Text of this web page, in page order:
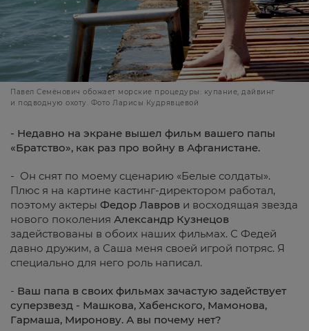
Павел Семёнович обожает морские процедуры: купание, дайвинг
и подводную охоту. Фото Ларисы Кудрявцевой
- Недавно на экране вышел фильм вашего папы
«Братство», как раз про войну в Афганистане.
- Он снят по моему сценарию «Белые солдаты».
Плюс я на картине кастинг-директором работал,
поэтому актеры Федор Лавров и восходящая звезда
нового поколения Александр Кузнецов
задействованы в обоих наших фильмах. С Федей
давно дружим, а Саша меня своей игрой потряс. Я
специально для него роль написал.
- Ваш папа в своих фильмах зачастую задействует
суперзвезд - Машкова, Хабенского, Мамонова,
Гармаша, Миронову. А вы почему нет?